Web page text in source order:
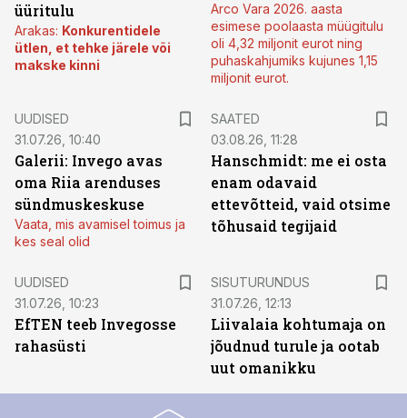
üüritulu
Arakas: Konkurentidele
ütlen, et tehke järele või
makske kinni
Arco Vara 2026. aasta
esimese poolaasta müügitulu
oli 4,32 miljonit eurot ning
puhaskahjumiks kujunes 1,15
miljonit eurot.
UUDISED
31.07.26, 10:40
Galerii: Invego avas
oma Riia arenduses
sündmuskeskuse
Vaata, mis avamisel toimus ja
kes seal olid
SAATED
03.08.26, 11:28
Hanschmidt: me ei osta
enam odavaid
ettevõtteid, vaid otsime
tõhusaid tegijaid
UUDISED
31.07.26, 10:23
EfTEN teeb Invegosse
rahasüsti
SISUTURUNDUS
31.07.26, 12:13
Liivalaia kohtumaja on
jõudnud turule ja ootab
uut omanikku